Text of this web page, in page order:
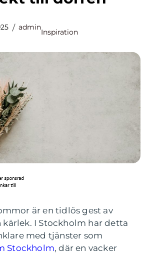
admin
Inspiration
är en tidlös gest av
I Stockholm har detta
med tjänster som
Stockholm, där en vacker